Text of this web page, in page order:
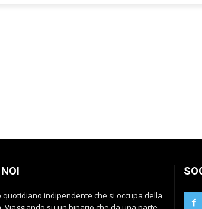
quotidiano indipendente che si occupa della